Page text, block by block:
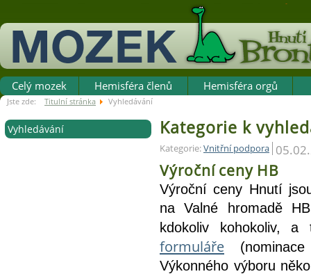
Celý mozek Hemisféra členů Hemisféra orgů
Jste zde: Titulní stránka Vyhledávání
Vyhledávání Kategorie k
Kategorie:Vnitřní podpora
Výroční ceny HB
Výroční ceny Hnutí
na Valné hromadě
kdokoliv kohokoliv,
formuláře
Výkonného výboru